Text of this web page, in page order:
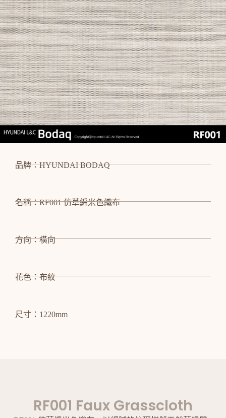
品牌：HYUNDAI BODAQ
名稱：RF001 仿草編米色織布
方向：橫向
花色：布紋
尺寸：1220mm
RF001 Faux Grasscloth